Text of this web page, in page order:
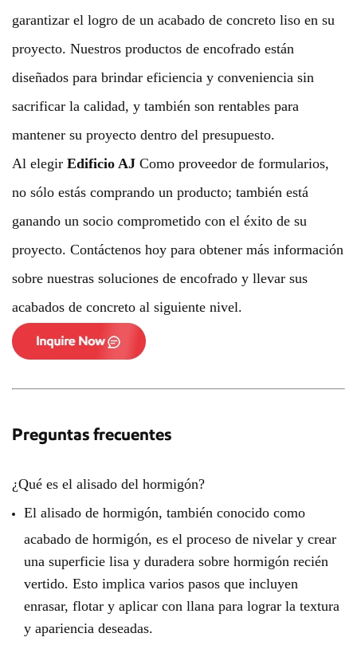
garantizar el logro de un acabado de concreto liso en su
proyecto. Nuestros productos de encofrado están
diseñados para brindar eficiencia y conveniencia sin
sacrificar la calidad, y también son rentables para
mantener su proyecto dentro del presupuesto.
Al elegir Edificio AJ Como proveedor de formularios,
no sólo estás comprando un producto; también está
ganando un socio comprometido con el éxito de su
proyecto. Contáctenos hoy para obtener más información
sobre nuestras soluciones de encofrado y llevar sus
acabados de concreto al siguiente nivel.
Preguntas frecuentes
¿Qué es el alisado del hormigón?
El alisado de hormigón, también conocido como
acabado de hormigón, es el proceso de nivelar y crear
una superficie lisa y duradera sobre hormigón recién
vertido. Esto implica varios pasos que incluyen
enrasar, flotar y aplicar con llana para lograr la textura
y apariencia deseadas.